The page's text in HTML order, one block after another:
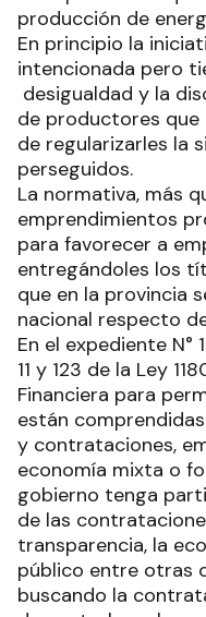
producción de
En principio la
intencionada pero
desigualdad y la
de productores
de regularizarles la
perseguidos.
La normativa, más
emprendimientos
para favorecer a
entregándoles los
que en la provincia
nacional respecto
En el expediente
11 y 123 de la Ley
Financiera para
están
y contrataciones,
economía mixta o
gobierno tenga
de las
transparencia, la
público entre otras
buscando la